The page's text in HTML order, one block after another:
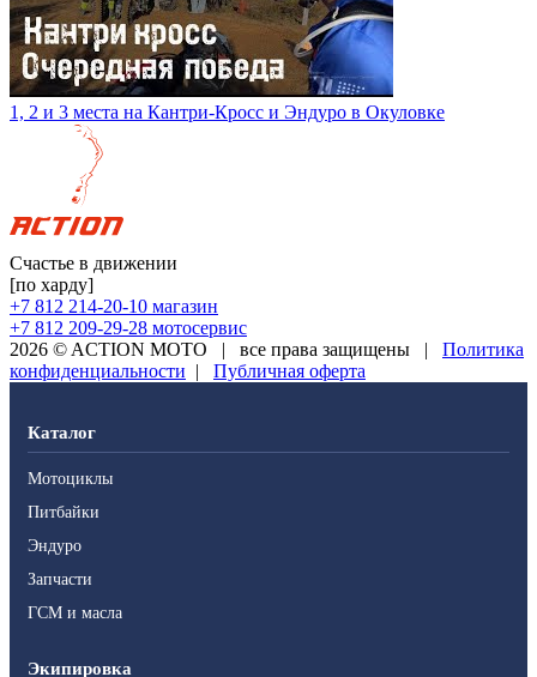
1, 2 и 3 места на Кантри-Кросс и Эндуро в Окуловке
Счастье в движении
[по харду]
+7 812 214-20-10 магазин
+7 812 209-29-28 мотосервис
2026 © ACTION MOTO | все права защищены |
Политика
конфиденциальности | Публичная оферта
Каталог
Мотоциклы
Питбайки
Эндуро
Запчасти
ГСМ и масла
Экипировка